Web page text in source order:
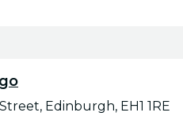
Edinburgh, EH1 1RE